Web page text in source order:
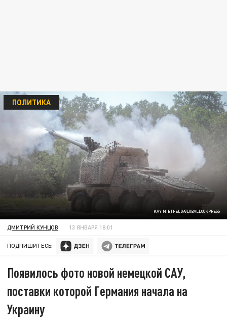
KAY NIETFELD/GLOBALLOOKPRESS
ПОЛИТИКА
ДМИТРИЙ КУНЦОВ 13 ЯНВАРЯ 18:01
ПОДПИШИТЕСЬ:
Появилось фото новой немецкой САУ,
поставки которой Германия начала на
Украину